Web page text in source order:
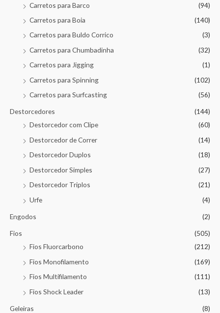
Carretos para Barco
(94)
Carretos para Boia
(140)
Carretos para Buldo Corrico
(3)
Carretos para Chumbadinha
(32)
Carretos para Jigging
(1)
Carretos para Spinning
(102)
Carretos para Surfcasting
(56)
Destorcedores
(144)
Destorcedor com Clipe
(60)
Destorcedor de Correr
(14)
Destorcedor Duplos
(18)
Destorcedor Simples
(27)
Destorcedor Triplos
(21)
Urfe
(4)
Engodos (2)
Fios
(505)
Fios Fluorcarbono
(212)
Fios Monofilamento
(169)
Fios Multifilamento
(111)
Fios Shock Leader
(13)
Geleiras (8)